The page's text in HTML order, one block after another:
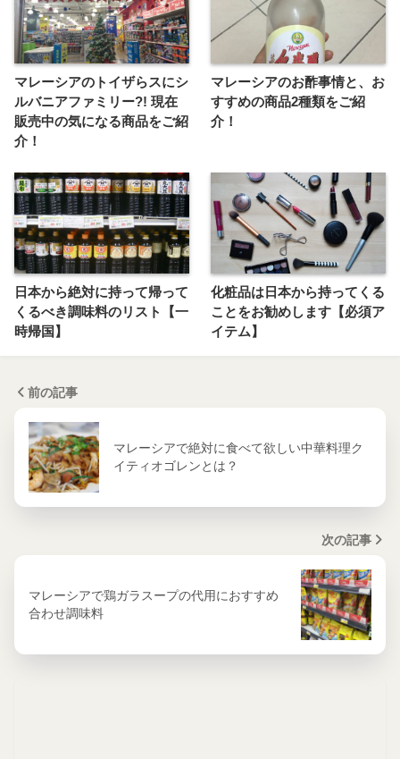
マレーシアのトイザらスにシ
ルバニアファミリー?! 現在
販売中の気になる商品をご紹
介！
マレーシアのお酢事情と、お
すすめの商品2種類をご紹
介！
日本から絶対に持って帰って
くるべき調味料のリスト【一
時帰国】
化粧品は日本から持ってくる
ことをお勧めします【必須ア
イテム】
前の記事
マレーシアで絶対に食べて欲しい中華料理ク
イティオゴレンとは？
次の記事
マレーシアで鶏ガラスープの代用におすすめ
合わせ調味料